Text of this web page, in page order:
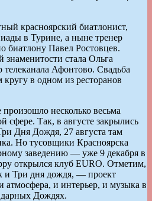
красноярский биатлонист,
в Турине, а ныне тренер
биатлону Павел Ростовцев.
знаменитости стала Ольга
Афонтово. Свадьба
в одном из ресторанов
несколько весьма
сфере. Так, в августе закрылись
Дня Дождя, 27 августа там
Но тусовщики Красноярска
заведению — уже 9 декабря в
открылся клуб EURO. Отметим,
и Три дня дождя, — проект
и интерьер, и музыка в
Дождях.